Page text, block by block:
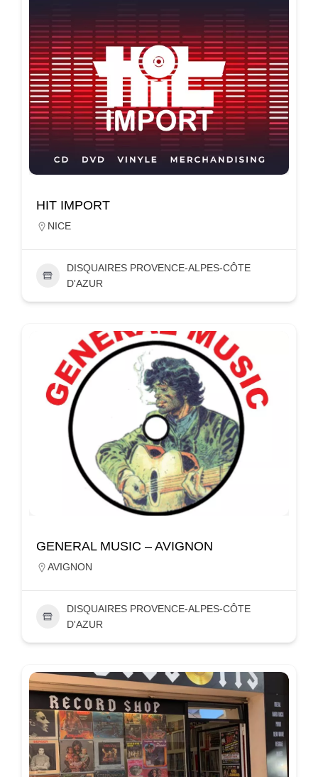
HIT IMPORT
NICE
DISQUAIRES PROVENCE-ALPES-CÔTE
D'AZUR
GENERAL MUSIC – AVIGNON
AVIGNON
DISQUAIRES PROVENCE-ALPES-CÔTE
D'AZUR